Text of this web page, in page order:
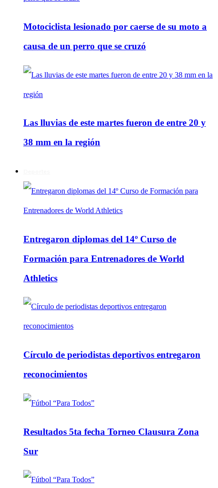
Motociclista lesionado por caerse de su moto a
causa de un perro que se cruzó
Las lluvias de este martes fueron de entre 20 y
38 mm en la región
Entregaron diplomas del 14º Curso de
Formación para Entrenadores de World
Athletics
Círculo de periodistas deportivos entregaron
reconocimientos
Resultados 5ta fecha Torneo Clausura Zona
Sur